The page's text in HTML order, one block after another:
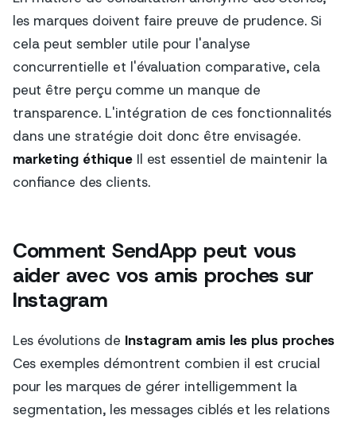
les marques doivent faire preuve de prudence. Si
cela peut sembler utile pour l'analyse
concurrentielle et l'évaluation comparative, cela
peut être perçu comme un manque de
transparence. L'intégration de ces fonctionnalités
dans une stratégie doit donc être envisagée.
marketing éthique Il est essentiel de maintenir la
confiance des clients.
Comment SendApp peut vous
aider avec vos amis proches sur
Instagram
Les évolutions de Instagram amis les plus proches
Ces exemples démontrent combien il est crucial
pour les marques de gérer intelligemment la
segmentation, les messages ciblés et les relations